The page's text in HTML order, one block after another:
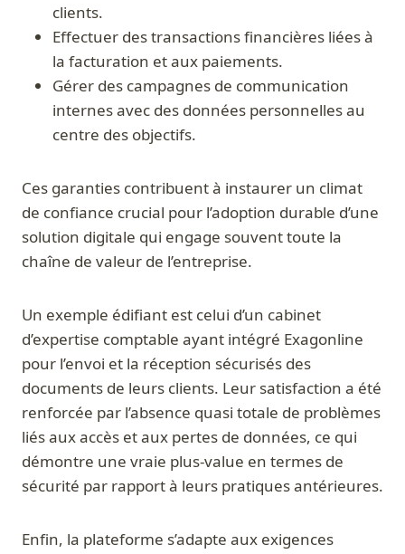
clients.
Effectuer des transactions financières liées à
la facturation et aux paiements.
Gérer des campagnes de communication
internes avec des données personnelles au
centre des objectifs.
Ces garanties contribuent à instaurer un climat
de confiance crucial pour l’adoption durable d’une
solution digitale qui engage souvent toute la
chaîne de valeur de l’entreprise.
Un exemple édifiant est celui d’un cabinet
d’expertise comptable ayant intégré Exagonline
pour l’envoi et la réception sécurisés des
documents de leurs clients. Leur satisfaction a été
renforcée par l’absence quasi totale de problèmes
liés aux accès et aux pertes de données, ce qui
démontre une vraie plus-value en termes de
sécurité par rapport à leurs pratiques antérieures.
Enfin, la plateforme s’adapte aux exigences